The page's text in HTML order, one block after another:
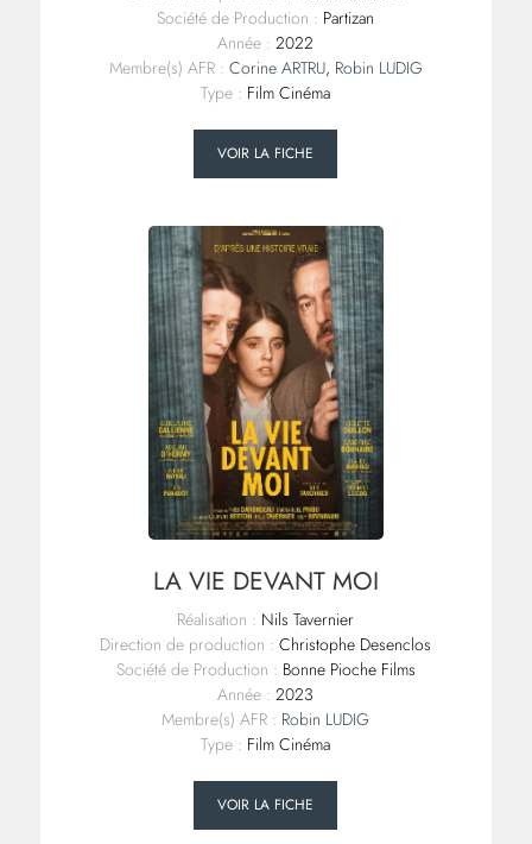
Société de Production : Partizan
Année : 2022
Membre(s) AFR : Corine ARTRU, Robin LUDIG
Type : Film Cinéma
VOIR LA FICHE
LA VIE DEVANT MOI
Réalisation : Nils Tavernier
Direction de production : Christophe Desenclos
Société de Production : Bonne Pioche Films
Année : 2023
Membre(s) AFR : Robin LUDIG
Type : Film Cinéma
VOIR LA FICHE